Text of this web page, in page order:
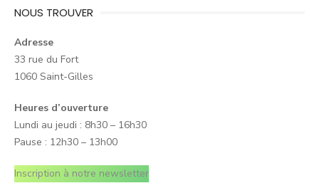
NOUS TROUVER
Adresse
33 rue du Fort
1060 Saint-Gilles
Heures d’ouverture
Lundi au jeudi : 8h30 – 16h30
Pause : 12h30 – 13h00
Inscription à notre newsletter